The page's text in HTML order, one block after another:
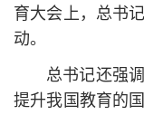
育大会上，总书
动。
总书记还强
提升我国教育的